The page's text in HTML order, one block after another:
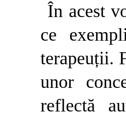
În acest
ce
terapeuții.
unor
reflectă